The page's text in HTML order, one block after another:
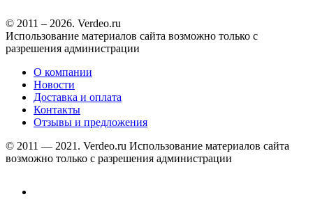
© 2011 – 2026. Verdeo.ru
Использование материалов сайта возможно только с
разрешения администрации
О компании
Новости
Доставка и оплата
Контакты
Отзывы и предложения
© 2011 — 2021. Verdeo.ru Использование материалов сайта
возможно только с разрешения администрации